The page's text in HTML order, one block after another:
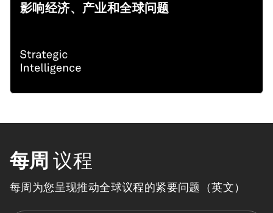
影响经济、产业和全球问题
每周 议程
每周为您呈现推动全球议程的紧要问题（英文）